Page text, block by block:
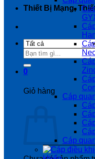
Thiết Bị Mạng,
Tìm
kiếm:
0
Giỏ hàng
Cáp
Cáp